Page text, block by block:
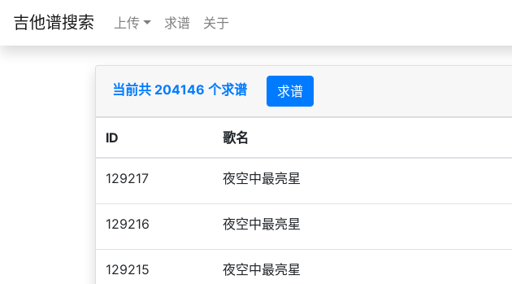
吉他谱搜索 上传 求谱 关于
当前共 204146 个求谱 求谱
ID 歌名
129217 夜空中最亮星
129216 夜空中最亮星
129215 夜空中最亮星